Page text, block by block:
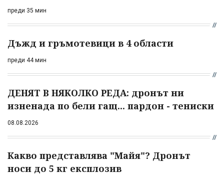
преди 35 мин
Дъжд и гръмотевици в 4 области
преди 44 мин
ДЕНЯТ В НЯКОЛКО РЕДА: дронът ни
изненада по бели гащ... пардон - тениски
08.08.2026
Какво представлява "Майя"? Дронът
носи до 5 кг експлозив